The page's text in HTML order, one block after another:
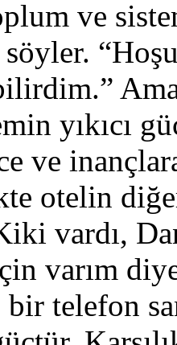
ve
söyler.
yıkıcı
ve
otelin
vardı,
varım
telefon